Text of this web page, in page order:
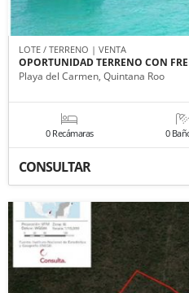
LOTE / TERRENO | VENTA
OPORTUNIDAD TERRENO CON
Playa del Carmen, Quintana Roo
0 Recámaras 0
CONSULTAR